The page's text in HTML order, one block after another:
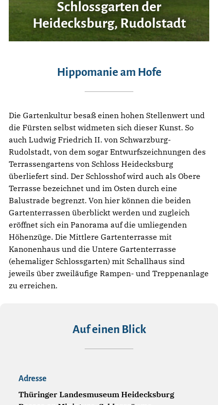
Schlossgarten der
Heidecksburg, Rudolstadt
Hippomanie am Hofe
Die Gartenkultur besaß einen hohen Stellenwert und
die Fürsten selbst widmeten sich dieser Kunst. So
auch Ludwig Friedrich II. von Schwarzburg-
Rudolstadt, von dem sogar Entwurfszeichnungen des
Terrassengartens von Schloss Heidecksburg
überliefert sind. Der Schlosshof wird auch als Obere
Terrasse bezeichnet und im Osten durch eine
Balustrade begrenzt. Von hier können die beiden
Gartenterrassen überblickt werden und zugleich
eröffnet sich ein Panorama auf die umliegenden
Höhenzüge. Die Mittlere Gartenterrasse mit
Kanonenhaus und die Untere Gartenterrasse
(ehemaliger Schlossgarten) mit Schallhaus sind
jeweils über zweiläufige Rampen- und Treppenanlage
zu erreichen.
Auf einen Blick
Adresse
Thüringer Landesmuseum Heidecksburg